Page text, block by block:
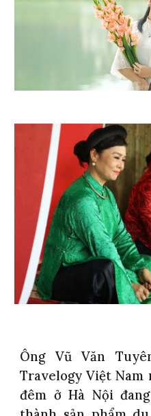
Ông Vũ Văn
Travelogy Việt
đêm ở Hà Nội